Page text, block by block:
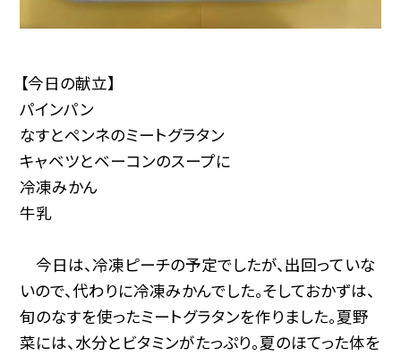
【今日の献立】
パインパン
なすとペンネのミートグラタン
キャベツとベーコンのスープに
冷凍みかん
牛乳
今日は、冷凍ピーチの予定でしたが、出回っていな
いので、代わりに冷凍みかんでした。そしておかずは、
旬のなすを使ったミートグラタンを作りました。夏野
菜には、水分とビタミンがたっぷり。夏のほてった体を